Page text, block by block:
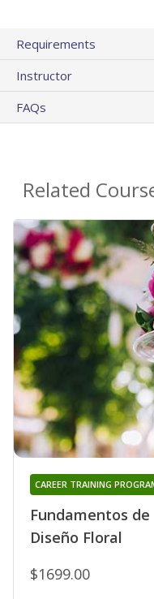
Requirements
Instructor
FAQs
Related
Fundamentos
Diseño Floral
CAREER TRAINING
$1699.00